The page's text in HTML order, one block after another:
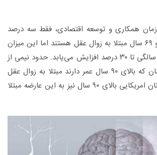
همکاری و توسعه اقتصادی، فقط سه درصد
افراد بین سنین ۶۵ و ۶۹ سال مبتلا به زوال عقل هستند اما این میزان
بین سنین ۸۵ تا ۸۹ سالگی تا ۳۰ درصد افزایش می‌یابد. حدود نیمی از
زنان در فرانسه و آلمان که بالای ۹۰ سال عمر دارند مبتلا به زوال عقل
هستند و ۴۰ درصد زنان امریکایی بالای ۹۰ سال نیز به این عارضه مبتلا